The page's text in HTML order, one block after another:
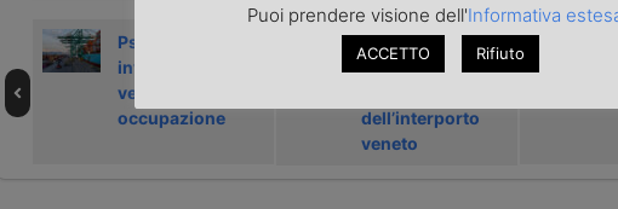
Psa Italy record
investimenti
verdi e
occupazione
Nasce Psa
dell’interporto
veneto
Puoi prendere visione dell'Informativa
ACCETTO Rifiuto